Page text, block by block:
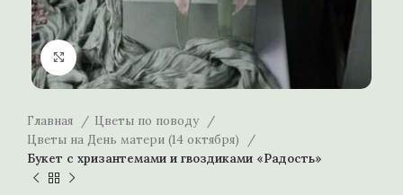
Нажмите, чтобы увеличить
Главная
Цветы по поводу
Цветы на День матери (14 октября)
Букет с хризантемами и гвоздиками «Радость»